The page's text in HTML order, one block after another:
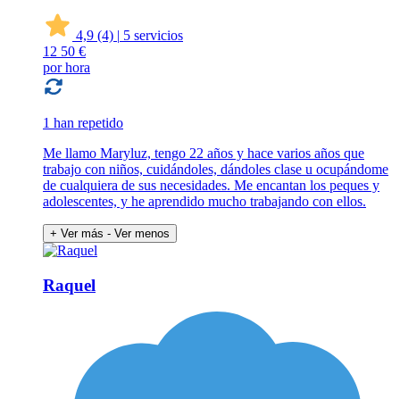
4,9 (4) | 5 servicios
12 50 €
por hora
1 han repetido
Me llamo Maryluz, tengo 22 años y hace varios años que
trabajo con niños, cuidándoles, dándoles clase u ocupándome
de cualquiera de sus necesidades. Me encantan los peques y
adolescentes, y he aprendido mucho trabajando con ellos.
+ Ver más - Ver menos
Raquel